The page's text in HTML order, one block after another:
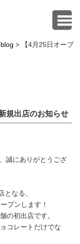
blog > 【4月25日オープ
規出店のお知らせ
誠にありがとうござ
なる、
プンします！
の初出店です。
コレートだけでな